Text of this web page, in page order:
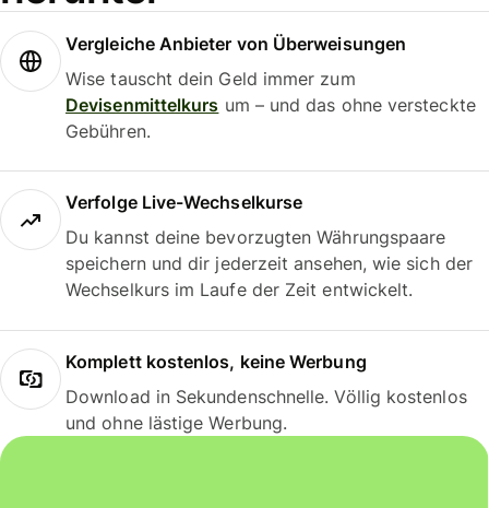
Vergleiche Anbieter von Überweisungen
Wise tauscht dein Geld immer zum
Devisenmittelkurs um – und das ohne versteckte
Gebühren.
Verfolge Live-Wechselkurse
Du kannst deine bevorzugten Währungspaare
speichern und dir jederzeit ansehen, wie sich der
Wechselkurs im Laufe der Zeit entwickelt.
Komplett kostenlos, keine Werbung
Download in Sekundenschnelle. Völlig kostenlos
und ohne lästige Werbung.